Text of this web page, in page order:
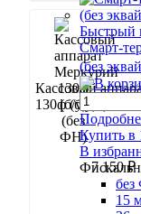
Быстрый
Смарт-
(без
Купить в
В
15
Кассовый
130ф (б/у) (без
7 150 ₽
В